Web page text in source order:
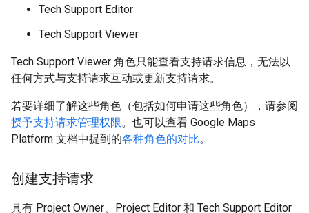
Tech Support Editor
Tech Support Viewer
Tech Support Viewer 角色只能查看支持请求信息，无法以
任何方式与支持请求互动或更新支持请求。
若要详细了解这些角色（包括如何申请这些角色），请参阅
授予支持请求管理权限。也可以查看 Google Maps
Platform 文档中提到的各种角色的对比。
创建支持请求
具有 Project Owner、Project Editor 和 Tech Support Editor